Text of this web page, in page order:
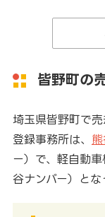
皆野町の
埼玉県皆野町で
登録事務所は、
ー）で、軽自動車
谷ナンバー）とな